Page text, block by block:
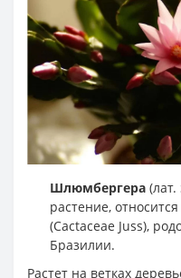
Шлюмбергера
растение,
(Cactaceae Juss),
Бразилии.
Растет на ветках